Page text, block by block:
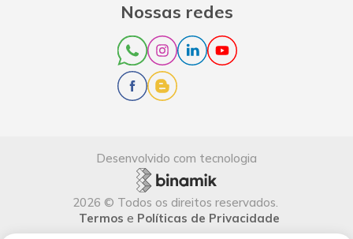
Nossas redes
Desenvolvido com tecnologia
2026 © Todos os direitos reservados.
Termos e Políticas de Privacidade